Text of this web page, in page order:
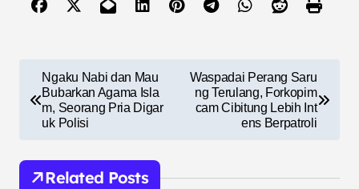
a
Ngaku Nabi dan Mau
Bubarkan Agama Isla
m, Seorang Pria Digar
uk Polisi
Waspadai Perang Saru
ng Terulang, Forkopim
cam Cibitung Lebih Int
ens Berpatroli
Related Posts